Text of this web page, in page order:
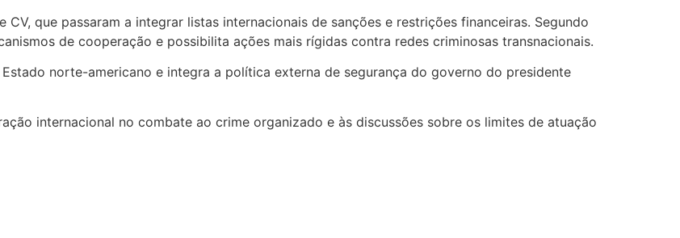
que passaram a integrar listas internacionais de sanções e restrições financeiras. Segundo
de cooperação e possibilita ações mais rígidas contra redes criminosas transnacionais.
norte-americano e integra a política externa de segurança do governo do presidente
internacional no combate ao crime organizado e às discussões sobre os limites de atuação